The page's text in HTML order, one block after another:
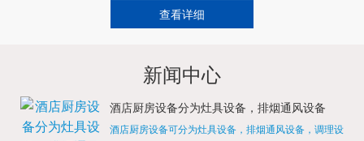
查看详细
新闻中心
酒店厨房设备分为灶具设备，排烟通风设备
酒店厨房设备可分为灶具设备，排烟通风设备，调理设